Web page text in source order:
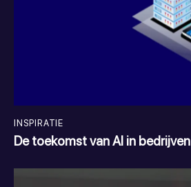
INSPIRATIE
De toekomst van AI in bedrijven